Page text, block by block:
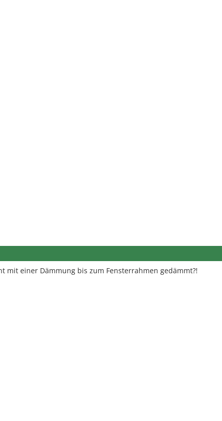
mit einer Dämmung bis zum Fensterrahmen gedämmt?!